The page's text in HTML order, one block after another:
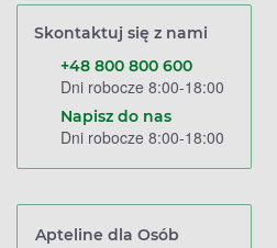
Skontaktuj się z nami
+48 800 800 600
Dni robocze 8:00-18:00
Napisz do nas
Dni robocze 8:00-18:00
Apteline dla Osób